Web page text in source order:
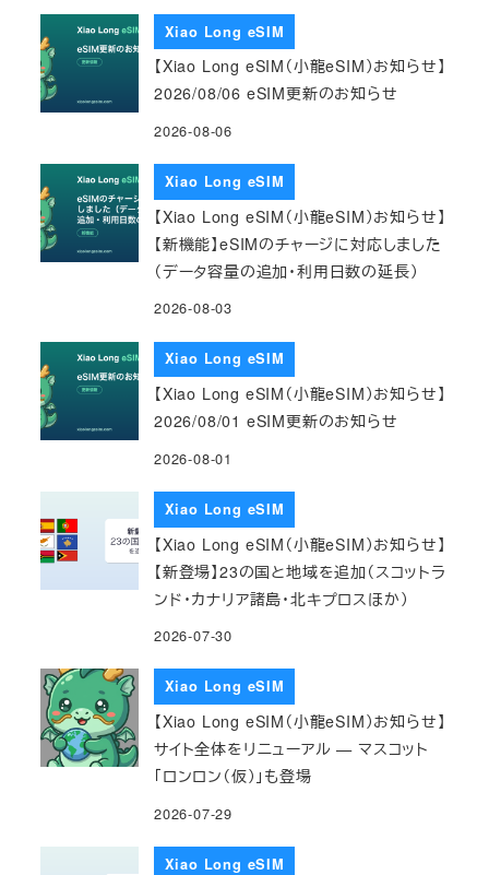
Xiao Long eSIM
【Xiao Long eSIM（小龍eSIM）お知らせ】
2026/08/06 eSIM更新のお知らせ
2026-08-06
Xiao Long eSIM
【Xiao Long eSIM（小龍eSIM）お知らせ】
【新機能】eSIMのチャージに対応しました
（データ容量の追加・利用日数の延長）
2026-08-03
Xiao Long eSIM
【Xiao Long eSIM（小龍eSIM）お知らせ】
2026/08/01 eSIM更新のお知らせ
2026-08-01
Xiao Long eSIM
【Xiao Long eSIM（小龍eSIM）お知らせ】
【新登場】23の国と地域を追加（スコットラ
ンド・カナリア諸島・北キプロスほか）
2026-07-30
Xiao Long eSIM
【Xiao Long eSIM（小龍eSIM）お知らせ】
サイト全体をリニューアル — マスコット
「ロンロン（仮）」も登場
2026-07-29
Xiao Long eSIM